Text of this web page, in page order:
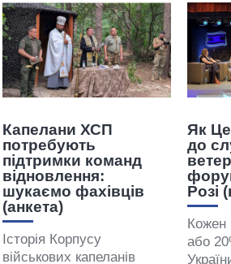
Капелани ХСП
потребують
підтримки команд
відновлення:
шукаємо фахівців
(анкета)
Історія Корпусу
військових капеланів
Як
до
Розі
Кожен
або